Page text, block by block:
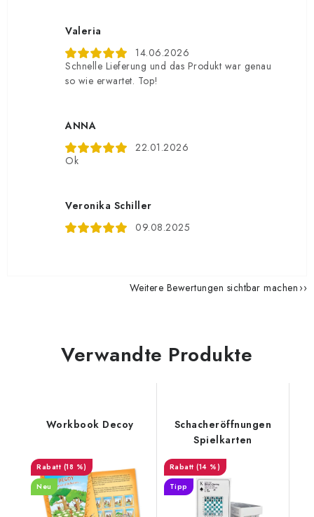
Valeria
14.06.2026
Schnelle Lieferung und das Produkt war genau
so wie erwartet. Top!
ANNA
22.01.2026
Ok
Veronika Schiller
09.08.2025
Weitere Bewertungen sichtbar machen
Verwandte Produkte
Workbook Decoy
(18 %)
Neu
Schacheröffnungen
Spielkarten
(14 %)
Tipp